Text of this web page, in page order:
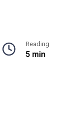
Reading
5 min